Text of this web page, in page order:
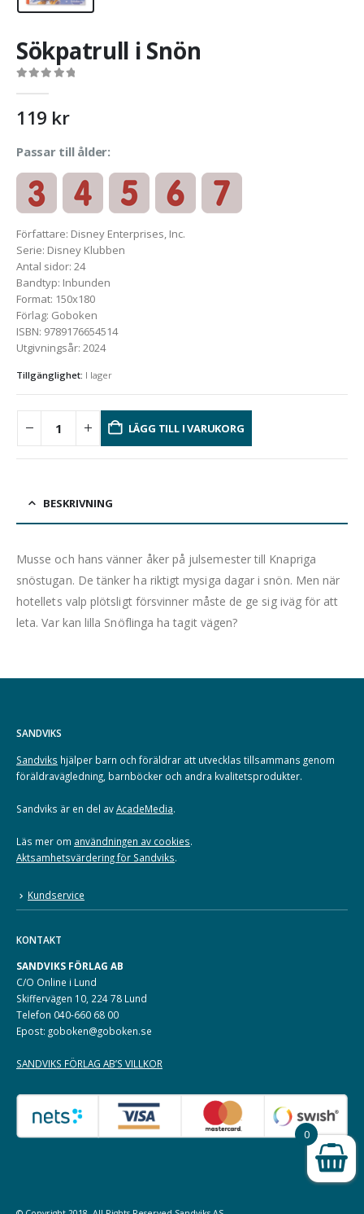
Sökpatrull i Snön
119 kr
Passar till ålder:
Författare: Disney Enterprises, Inc.
Serie: Disney Klubben
Antal sidor: 24
Bandtyp: Inbunden
Format: 150x180
Förlag: Goboken
ISBN: 9789176654514
Utgivningsår: 2024
Tillgänglighet: I lager
LÄGG TILL I VARUKORG
BESKRIVNING
Musse och hans vänner åker på julsemester till Knapriga
snöstugan. De tänker ha riktigt mysiga dagar i snön. Men när
hotellets valp plötsligt försvinner måste de ge sig iväg för att
leta. Var kan lilla Snöflinga ha tagit vägen?
SANDVIKS
Sandviks hjälper barn och föräldrar att utvecklas tillsammans genom
föräldravägledning, barnböcker och andra kvalitetsprodukter.
Sandviks är en del avAcadeMedia.
Läs mer om användningen av cookies.
Aktsamhetsvärdering för Sandviks.
Kundservice
KONTAKT
SANDVIKS FÖRLAG AB
C/O Online i Lund
Skiffervägen 10, 224 78 Lund
Telefon 040-660 68 00
Epost: goboken@goboken.se
SANDVIKS FÖRLAG AB’S VILLKOR
0